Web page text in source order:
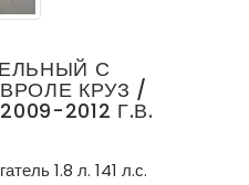
С
КРУЗ /
2009-2012 Г.В.
1.8 л. 141 л.с.